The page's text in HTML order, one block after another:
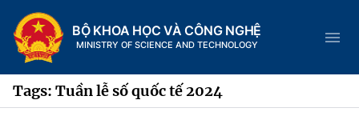
BỘ KHOA HỌC VÀ CÔNG NGHỆ
MINISTRY OF SCIENCE AND TECHNOLOGY
Tags: Tuần lễ số quốc tế 2024